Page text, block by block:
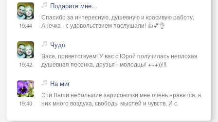
19:44
Подарите мне...
Спасибо за интересную, душевную и красивую работу,
Анечка - с удовольствием послушали! 👍💕👌
19:42
Чудо
Вася, приветствуем! У вас с Юрой получилась неплохая
душевная песенка, друзья - молодцы! +++))!!!
19:40
На миг
Эти Ваши небольшие зарисовочки мне очень нравятся, в
них много воздуха, свободы мыслей и чувств. И с